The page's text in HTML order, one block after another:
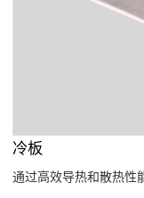
冷板
通过高效导热和散热性